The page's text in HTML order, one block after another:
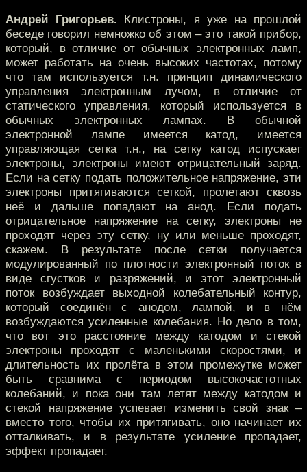
Андрей Григорьев. Клистроны, я уже на прошлой
беседе говорил немножко об этом – это такой прибор,
который, в отличие от обычных электронных ламп,
может работать на очень высоких частотах, потому
что там используется т.н. принцип динамического
управления электронным лучом, в отличие от
статического управления, который используется в
обычных электронных лампах. В обычной
электронной лампе имеется катод, имеется
управляющая сетка т.н., на сетку катод испускает
электроны, электроны имеют отрицательный заряд.
Если на сетку подать положительное напряжение, эти
электроны притягиваются сеткой, пролетают сквозь
неё и дальше попадают на анод. Если подать
отрицательное напряжение на сетку, электроны не
проходят через эту сетку, ну или меньше проходят,
скажем. В результате после сетки получается
модулированный по плотности электронный поток в
виде сгустков и разряжений, и этот электронный
поток возбуждает выходной колебательный контур,
который соединён с анодом, лампой, и в нём
возбуждаются усиленные колебания. Но дело в том,
что вот это расстояние между катодом и стекой
электроны проходят с маленькими скоростями, и
длительность их пролёта в этом промежутке может
быть сравнима с периодом высокочастотных
колебаний, и пока они там летят между катодом и
стекой напряжение успевает изменить свой знак –
вместо того, чтобы их притягивать, оно начинает их
отталкивать, и в результате усиление пропадает,
эффект пропадает.